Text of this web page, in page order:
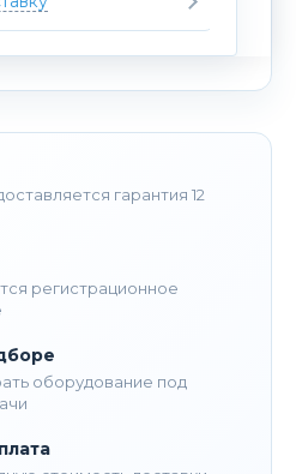
гарантия 12
регистрационное
оборудование под